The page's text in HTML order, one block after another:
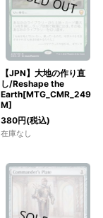
【JPN】大地の作り直
し/Reshape the
Earth[MTG_CMR_249
M]
380円(税込)
在庫なし